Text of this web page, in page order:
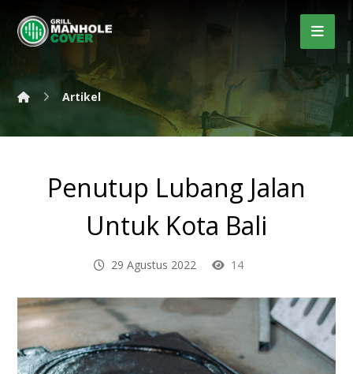
Artikel
Penutup Lubang Jalan
Untuk Kota Bali
29 Agustus 2022 14